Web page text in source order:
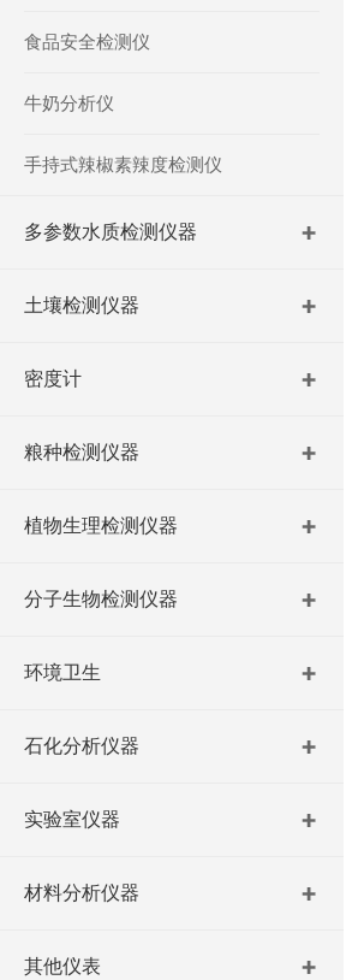
食品安全检测仪
牛奶分析仪
手持式辣椒素辣度检测仪
多参数水质检测仪器
土壤检测仪器
密度计
粮种检测仪器
植物生理检测仪器
分子生物检测仪器
环境卫生
石化分析仪器
实验室仪器
材料分析仪器
其他仪表